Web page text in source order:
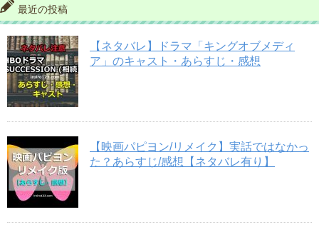
最近の投稿
【ネタバレ】ドラマ「キングオブメディ
ア」のキャスト・あらすじ・感想
【映画パピヨン/リメイク】実話ではなかっ
た？あらすじ/感想【ネタバレ有り】